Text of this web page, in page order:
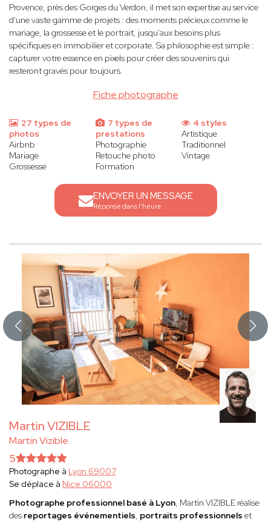
Fiche photographe
Provence, près des Gorges du Verdon, il met son expertise au service
d'une vaste gamme de projets : des moments précieux comme le
mariage, la grossesse et le portrait, jusqu'aux besoins plus
spécifiques en immobilier et corporate. Sa philosophie est simple :
capturer votre essence en pixels pour créer des souvenirs qui
resteront gravés pour toujours.
27 types de
photos
Airbnb
Mariage
Grossesse
7 types de
prestations
Photographie
Retouche photo
Formation
4 styles
Artistique
Traditionnel
Vintage
ENVOYER UN MESSAGE
Réponse dans l'heure
Martin VIZIBLE
Martin Vizible
5
Photographe à Lyon 69007
Se déplace à Nice 06000
Photographe professionnel basé à Lyon, Martin VIZIBLE réalise
des reportages événementiels, portraits professionnels et